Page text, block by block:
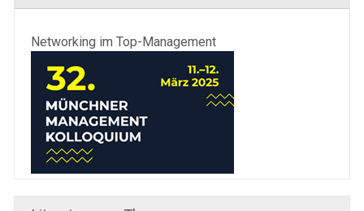
Networking im Top-Management